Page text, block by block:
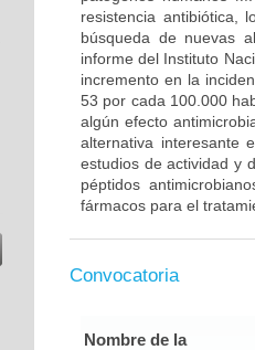
resistencia antibiótica,
búsqueda de nuevas
informe del Instituto
incremento en la
53 por cada 100.000
algún efecto
alternativa interesante
estudios de actividad y
péptidos
fármacos para el
Convocatoria
Nombre de la